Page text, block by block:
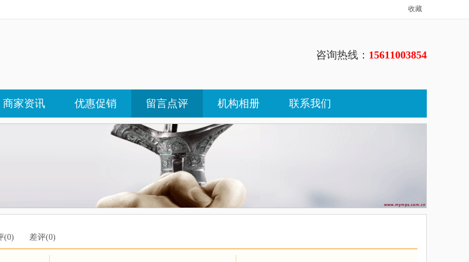
收藏
咨询热线： 15611003854
商家资讯 优惠促销 留言点评 机构相册 联系我们
(0) 差评(0)